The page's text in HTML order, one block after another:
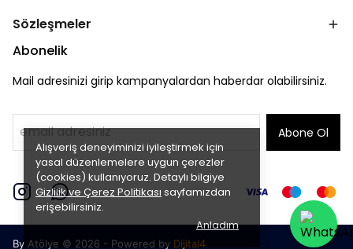
Alışveriş deneyiminizi iyileştirmek için
yasal düzenlemelere uygun çerezler
(cookies) kullanıyoruz. Detaylı bilgiye
Gizlilik ve Çerez Politikası sayfamızdan
erişebilirsiniz.
Anladım
Sözleşmeler
Abonelik
Mail adresinizi girip kampanyalardan haberdar olabilirsiniz.
Abone Ol
By Atölye © 2026 - Powered by Dijital4